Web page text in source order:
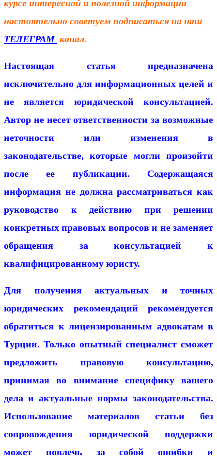
курсе интересной и полезной информации
настоятельно советуем подписаться на наш
ТЕЛЕГРАМ канал.
Настоящая статья предназначена
исключительно для информационных целей и
не является юридической консультацией.
Автор не несет ответственности за возможные
неточности или изменения в
законодательстве, которые могли произойти
после ее публикации. Содержащаяся
информация не должна рассматриваться как
руководство к действию при решении
конкретных правовых вопросов и не заменяет
обращения за консультацией к
квалифицированному юристу.
Для получения актуальных и точных
юридических рекомендаций рекомендуется
обратиться к лицензированным адвокатам в
Турции. Только опытный специалист сможет
предложить правовую консультацию,
принимая во внимание специфику вашего
дела и актуальные нормы законодательства.
Использование материалов статьи без
сопровождения юридической поддержки
может повлечь за собой ошибки и